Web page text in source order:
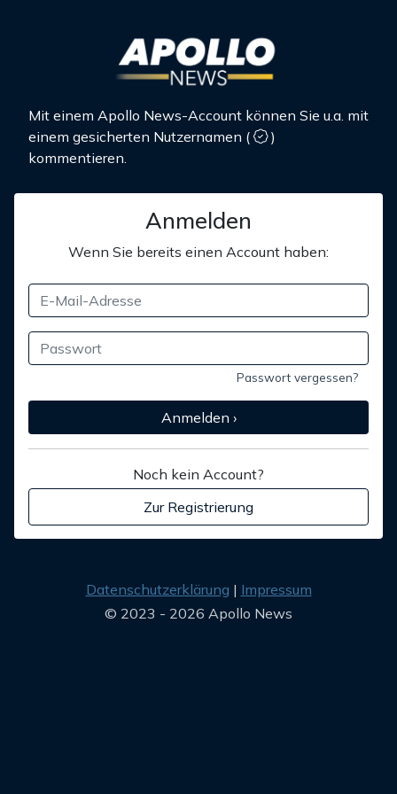
Mit einem Apollo News-Account können Sie u.a. mit
einem gesicherten Nutzernamen (
)
kommentieren.
Anmelden
Wenn Sie bereits einen Account haben:
Passwort vergessen?
Anmelden ›
Noch kein Account?
Zur Registrierung
Datenschutzerklärung
Impressum
© 2023 - 2026 Apollo News